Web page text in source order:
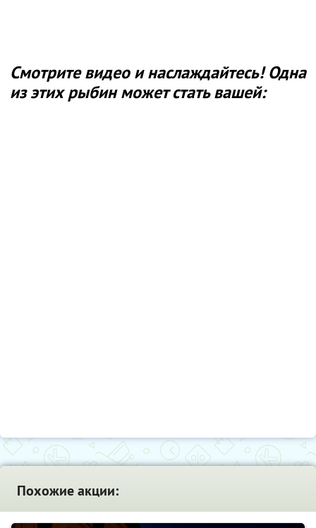
Смотрите видео и наслаждайтесь! Одна
из этих рыбин может стать вашей:
Похожие акции: